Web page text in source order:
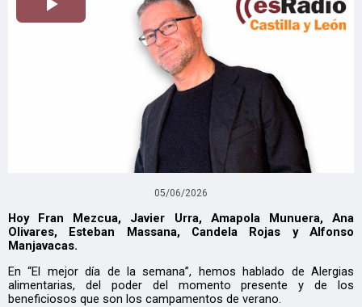
Reproducir
05/06/2026
Hoy Fran Mezcua, Javier Urra, Amapola Munuera, Ana
Olivares, Esteban Massana, Candela Rojas y Alfonso
Manjavacas.
En “El mejor día de la semana”, hemos hablado de Alergias
alimentarias, del poder del momento presente y de los
beneficiosos que son los campamentos de verano.